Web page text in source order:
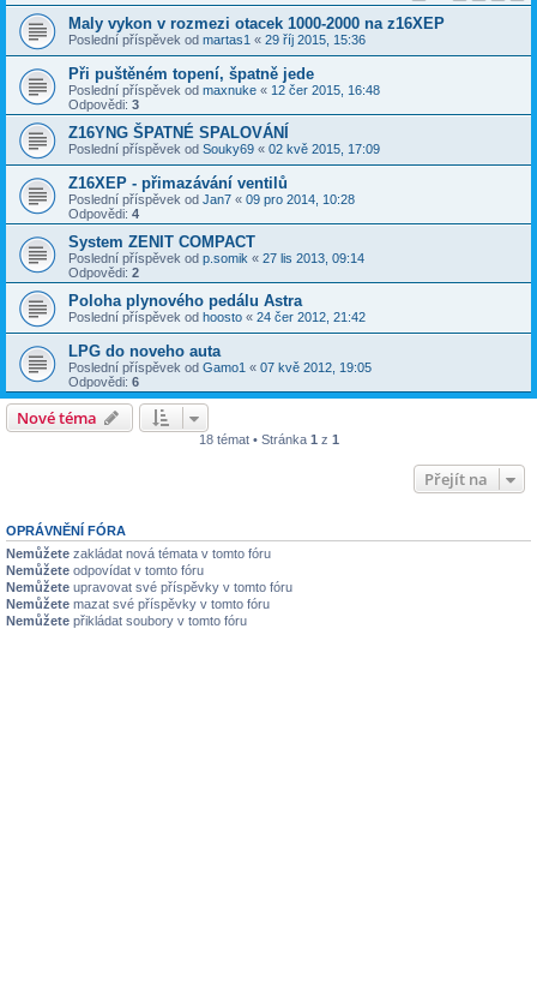
Maly vykon v rozmezi otacek 1000-2000 na z16XEP
Poslední příspěvek od martas1 « 29 říj 2015, 15:36
Při puštěném topení, špatně jede
Poslední příspěvek od maxnuke « 12 čer 2015, 16:48
Odpovědi: 3
Z16YNG ŠPATNÉ SPALOVÁNÍ
Poslední příspěvek od Souky69 « 02 kvě 2015, 17:09
Z16XEP - přimazávání ventilů
Poslední příspěvek od Jan7 « 09 pro 2014, 10:28
Odpovědi: 4
System ZENIT COMPACT
Poslední příspěvek od p.somik « 27 lis 2013, 09:14
Odpovědi: 2
Poloha plynového pedálu Astra
Poslední příspěvek od hoosto « 24 čer 2012, 21:42
LPG do noveho auta
Poslední příspěvek od Gamo1 « 07 kvě 2012, 19:05
Odpovědi: 6
Nové téma
18 témat • Stránka 1 z 1
Přejít na
OPRÁVNĚNÍ FÓRA
Nemůžete zakládat nová témata v tomto fóru
Nemůžete odpovídat v tomto fóru
Nemůžete upravovat své příspěvky v tomto fóru
Nemůžete mazat své příspěvky v tomto fóru
Nemůžete přikládat soubory v tomto fóru